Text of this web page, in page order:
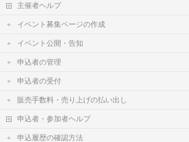
主催者ヘルプ
イベント募集ページの作成
イベント公開・告知
申込者の管理
申込者の受付
販売手数料・売り上げの払い出し
申込者・参加者ヘルプ
申込履歴の確認方法